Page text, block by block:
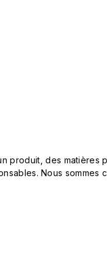
produit, des matières
Nous sommes